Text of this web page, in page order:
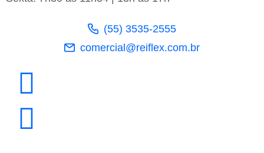
(55) 3535-2555
comercial@reiflex.com.br